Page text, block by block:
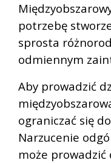
potrzebę
sprosta
odmiennym
Aby prowadzić
ograniczać się
Narzucenie
może